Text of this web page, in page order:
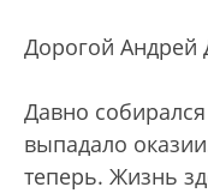
Дорогой Андрей
Давно
выпадало
теперь. Жизнь